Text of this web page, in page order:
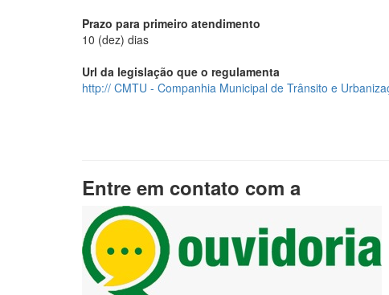
Prazo para primeiro atendimento
10 (dez) dias
Url da legislação que o regulamenta
http:// CMTU - Companhia Municipal de Trânsito e
Entre em contato com a